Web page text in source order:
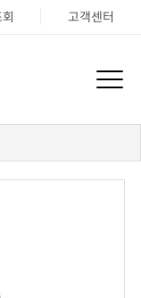
고객센터